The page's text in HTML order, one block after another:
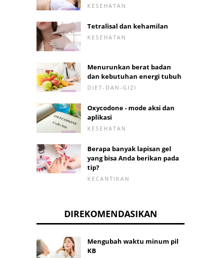
KESEHATAN
Tetralisal dan kehamilan
KESEHATAN
Menurunkan berat badan
dan kebutuhan energi tubuh
DIET-DAN-GIZI
Oxycodone - mode aksi dan
aplikasi
KESEHATAN
Berapa banyak lapisan gel
yang bisa Anda berikan pada
tip?
KECANTIKAN
DIREKOMENDASIKAN
Mengubah waktu minum pil
KB